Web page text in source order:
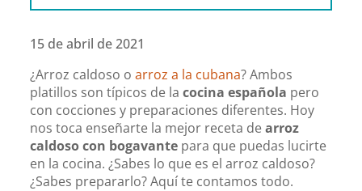
15 de abril de 2021
¿Arroz caldoso oarroz a la cubana?Ambos
platillos son típicos de lacocina española pero
con cocciones y preparaciones diferentes. Hoy
nos toca enseñarte la mejor receta dearroz
caldoso con bogavante para que puedas lucirte
en la cocina.¿Sabes lo que es el arroz caldoso?
¿Sabes prepararlo? Aquí te contamos todo.